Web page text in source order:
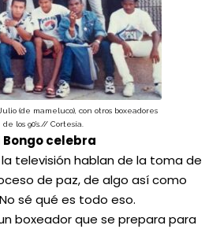
(de mameluco), con otros boxeadores
de los 90’s.// Cortesía.
Bongo celebra
la televisión hablan de la toma de
de paz, de algo así como
sé qué es todo eso.
boxeador que se prepara para